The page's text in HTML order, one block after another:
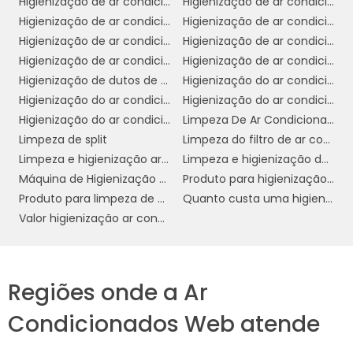
A contratação de serviços profissionais para
a limpeza de ar condicionado em ambientes
comerciais oferece inúmeros benefícios que
vão além da simples higiene. Esses serviços
especializados garantem que o equipamento
funcione de forma otimizada, promovendo
um ambiente mais confortável e produtivo.
Um dos principais benefícios comerciais da
limpeza profissional é a
contas de eletricidade. Essa eficiência não só
reduz custos operacionais, mas também
contribui para práticas sustentáveis,
Higienização de ar condicionado automotivo preço
Higienização de ar condicionado automotivo valor
Higienização de ar condicionado preço
Higienização de ar condicionado residencial
Higienização de ar condicionado split
Higienização de ar condicionado veicular
Higienização de dutos de ar condicionado
Higienização do ar condicionado
Higienização do ar condicionado automotivo
Higienização do ar condicionado automotivo preço
Higienização do ar condicionado preço
Limpeza De Ar Condicionado
Limpeza de split
Limpeza do filtro de ar condicionado
Limpeza e higienização ar condicionado
Limpeza e higienização de ar condicionado
Máquina de Higienização de ar condicionado automotivo
Produto para higienização de ar condicionado
Produto para limpeza de ar condicionado residencial
Quanto custa uma higienização do ar condicionado
Valor higienização ar condicionado
Regiões onde a Ar
Condicionados Web atende